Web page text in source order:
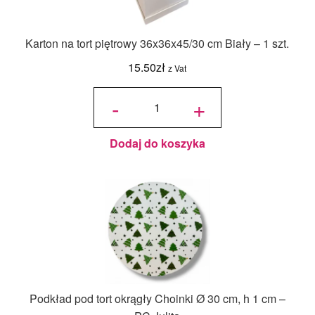
Karton na tort piętrowy 36x36x45/30 cm Biały – 1 szt.
15.50zł z Vat
-
ilość Karton
36x36x45/30
cm Biały - 1
szt. +
Dodaj do koszyka
Podkład pod tort okrągły Choinki Ø 30 cm, h 1 cm –